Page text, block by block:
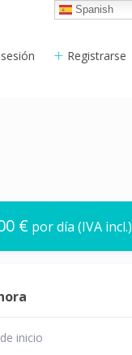
Registrarse
€ por día (IVA incl.)
Spanish